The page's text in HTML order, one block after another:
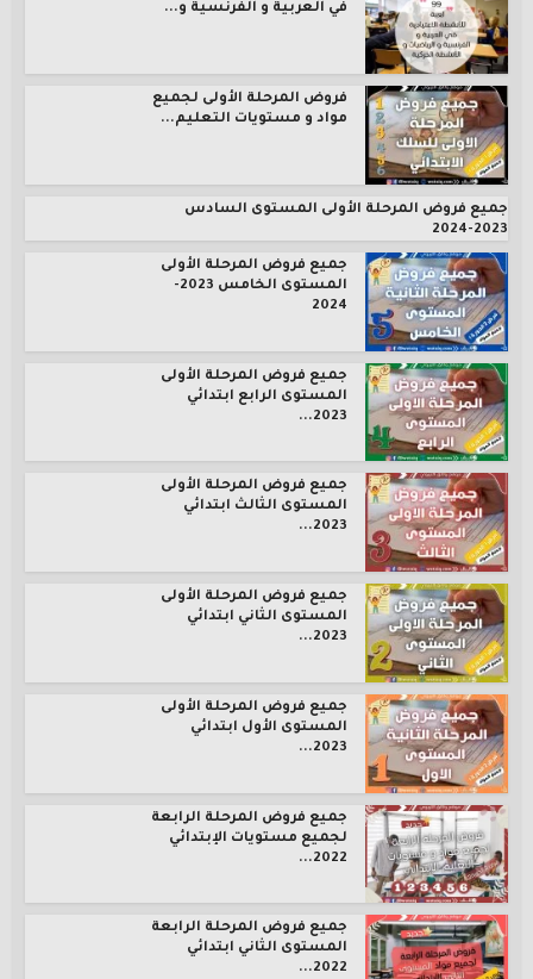
في العربية و الفرنسية و...
فروض المرحلة الأولى لجميع
مواد و مستويات التعليم...
جميع فروض المرحلة الأولى المستوى السادس
2023-2024
جميع فروض المرحلة الأولى
المستوى الخامس 2023-
2024
جميع فروض المرحلة الأولى
المستوى الرابع ابتدائي
2023...
جميع فروض المرحلة الأولى
المستوى الثالث ابتدائي
2023...
جميع فروض المرحلة الأولى
المستوى الثاني ابتدائي
2023...
جميع فروض المرحلة الأولى
المستوى الأول ابتدائي
2023...
جميع فروض المرحلة الرابعة
لجميع مستويات الإبتدائي
2022...
جميع فروض المرحلة الرابعة
المستوى الثاني ابتدائي
2022...